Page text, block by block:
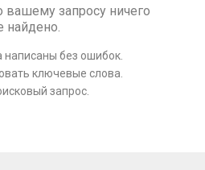
запросу ничего
найдено.
написаны без ошибок.
ключевые слова.
запрос.